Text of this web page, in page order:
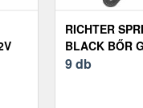
RICHTER
BLACK BŐR
HEVEDER
9 db